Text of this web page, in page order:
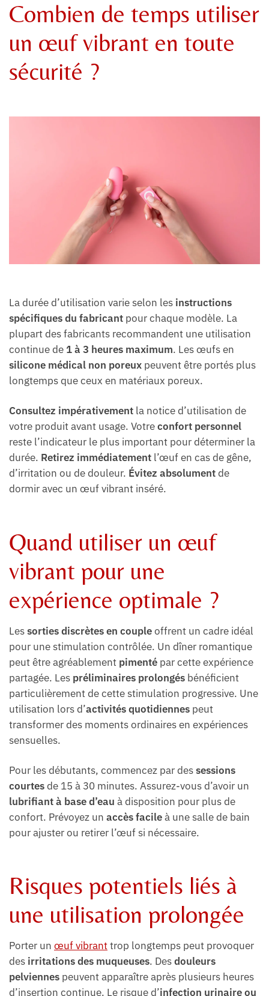
Combien de temps utiliser
un œuf vibrant en toute
sécurité ?
La durée d’utilisation varie selon les instructions
spécifiques du fabricant pour chaque modèle. La
plupart des fabricants recommandent une utilisation
continue de 1 à 3 heures maximum. Les œufs en
silicone médical non poreux peuvent être portés plus
longtemps que ceux en matériaux poreux.
Consultez impérativement la notice d’utilisation de
votre produit avant usage. Votreconfort personnel
reste l’indicateur le plus important pour déterminer la
durée. Retirez immédiatement l’œuf en cas de gêne,
d’irritation ou de douleur. Évitez absolumentde
dormir avec un œuf vibrant inséré.
Quand utiliser un œuf
vibrant pour une
expérience optimale ?
Lessorties discrètes en coupleoffrent un cadre idéal
pour une stimulation contrôlée. Un dîner romantique
peut être agréablement pimenté par cette expérience
partagée. Les préliminaires prolongés bénéficient
particulièrement de cette stimulation progressive. Une
utilisation lors d’activités quotidiennes peut
transformer des moments ordinaires en expériences
sensuelles.
Pour les débutants, commencez par dessessions
courtesde 15 à 30 minutes. Assurez-vous d’avoir un
lubrifiant à base d’eau à disposition pour plus de
confort. Prévoyez un accès facileà une salle de bain
pour ajuster ou retirer l’œuf si nécessaire.
Risques potentiels liés à
une utilisation prolongée
Porter un œuf vibranttrop longtemps peut provoquer
des irritations des muqueuses. Desdouleurs
pelviennes peuvent apparaître après plusieurs heures
d’insertion continue. Le risque d’infection urinaire ou